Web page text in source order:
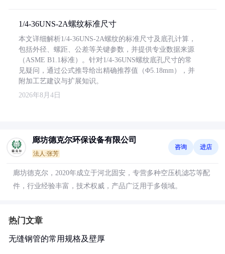
1/4-36UNS-2A螺纹标准尺寸
本文详细解析1/4-36UNS-2A螺纹的标准尺寸及底孔计算，
包括外径、螺距、公差等关键参数，并提供专业数据来源
（ASME B1.1标准）。针对1/4-36UNS螺纹底孔尺寸的常
见疑问，通过公式推导给出精确推荐值（Φ5.18mm），并
附加工艺建议与扩展知识。
2026年8月4日
廊坊德克尔环保设备有限公司
法人:张芳
咨询 进店
廊坊德克尔，2020年成立于河北固安，专营多种空压机滤芯等配
件，行业经验丰富，技术权威，产品广泛用于多领域。
热门文章
无缝钢管的常用规格及壁厚